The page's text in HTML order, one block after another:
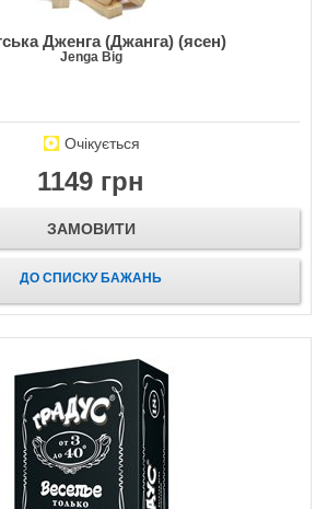
Дженга (Джанга) (ясен)
Jenga Big
Очікується
1149 грн
ЗАМОВИТИ
ДО СПИСКУ БАЖАНЬ